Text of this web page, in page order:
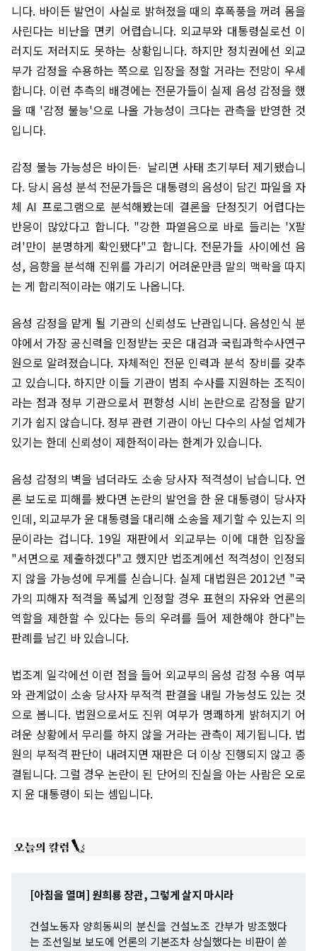
니다. 바이든 발언이 사실로 밝혀졌을 때의 후폭풍을 꺼려 몸을
사린다는 비난을 면키 어렵습니다. 외교부와 대통령실로선 이
러지도 저러지도 못하는 상황입니다. 하지만 정치권에선 외교
부가 감정을 수용하는 쪽으로 입장을 정할 거라는 전망이 우세
합니다. 이런 추측의 배경에는 전문가들이 실제 음성 감정을 했
을 때 '감정 불능'으로 나올 가능성이 크다는 관측을 반영한 것
입니다.
감정 불능 가능성은 바이든∙ 날리면 사태 초기부터 제기됐습니
다. 당시 음성 분석 전문가들은 대통령의 음성이 담긴 파일을 자
체 AI 프로그램으로 분석해봤는데 결론을 단정짓기 어렵다는
반응이 많았다고 합니다. "강한 파열음으로 바로 들리는 'X팔
려'만이 분명하게 확인됐다"고 합니다. 전문가들 사이에선 음
성, 음향을 분석해 진위를 가리기 어려운만큼 말의 맥락을 따지
는 게 합리적이라는 얘기도 나옵니다.
음성 감정을 맡게 될 기관의 신뢰성도 난관입니다. 음성인식 분
야에서 가장 공신력을 인정받는 곳은 대검과 국립과학수사연구
원으로 알려졌습니다. 자체적인 전문 인력과 분석 장비를 갖추
고 있습니다. 하지만 이들 기관이 범죄 수사를 지원하는 조직이
라는 점과 정부 기관으로서 편향성 시비 논란으로 감정을 맡기
기가 쉽지 않습니다. 정부 관련 기관이 아닌 다수의 사설 업체가
있기는 한데 신뢰성이 제한적이라는 한계가 있습니다.
음성 감정의 벽을 넘더라도 소송 당사자 적격성이 남습니다. 언
론 보도로 피해를 봤다면 논란의 발언을 한 윤 대통령이 당사자
인데, 외교부가 윤 대통령을 대리해 소송을 제기할 수 있는지 의
문이라는 겁니다. 19일 재판에서 외교부는 이에 대한 입장을
"서면으로 제출하겠다"고 했지만 법조계에선 적격성이 인정되
지 않을 가능성에 무게를 싣습니다. 실제 대법원은 2012년 "국
가의 피해자 적격을 폭넓게 인정할 경우 표현의 자유와 언론의
역할을 제한할 수 있다는 등의 우려를 들어 제한해야 한다"는
판례를 남긴 바 있습니다.
법조계 일각에선 이런 점을 들어 외교부의 음성 감정 수용 여부
와 관계없이 소송 당사자 부적격 판결을 내릴 가능성도 있는 것
으로 봅니다. 법원으로서도 진위 여부가 명쾌하게 밝혀지기 어
려운 상황에서 무리를 하지 않을 거라는 관측이 제기됩니다. 법
원의 부적격 판단이 내려지면 재판은 더 이상 진행되지 않고 종
결됩니다. 그럴 경우 논란이 된 단어의 진실을 아는 사람은 오로
지 윤 대통령이 되는 셈입니다.
[아침을 열며] 원희룡 장관, 그렇게 살지 마시라
건설노동자 양희동씨의 분신을 건설노조 간부가 방조했다
는 조선일보 보도에 언론의 기본조차 상실했다는 비판이 쏟